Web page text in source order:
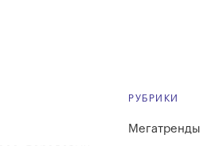
РУБРИКИ
Мегатренды